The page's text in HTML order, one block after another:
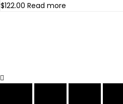
$122.00 Read more